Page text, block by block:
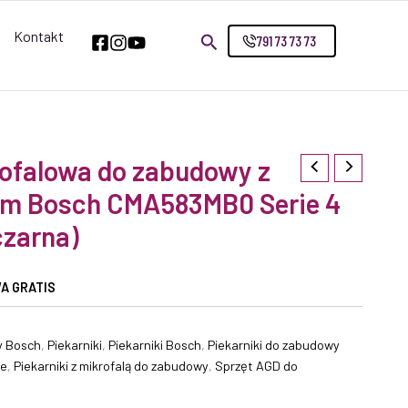
791 73 73 73
Kontakt
do zabudowy z
Bosch CMA583MB0 Serie 4
GRATIS
Bosch, Piekarniki, Piekarniki Bosch, Piekarniki do zabudowy
, Piekarniki z mikrofalą do zabudowy, Sprzęt AGD do